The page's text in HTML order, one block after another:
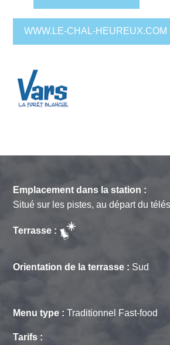
WWW.LE-CHAL-HEUREUX.COM
Emplacement dans la station :
Situé sur les pistes, au départ du
Terrasse :
Orientation de la terrasse : Sud
Menu type : Traditionnel Fast-food
Tarifs :